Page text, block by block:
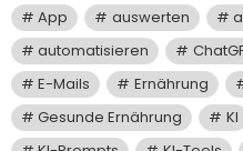
App
auswerten
automatisieren
E-Mails
Ernährung
Gesunde Ernährung
KI